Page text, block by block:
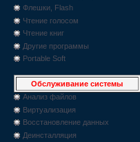
Флешки, Flash
Чтение голосом
Чтение книг
Другие программы
Portable Soft
Обслуживание системы
Анализ файлов
Виртуализация
Восстановление данных
Деинсталляция